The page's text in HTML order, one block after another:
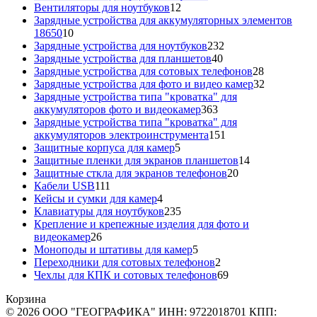
Вентиляторы для ноутбуков12
товаров
Зарядные устройства для аккумуляторных элементов
186501010
товаров
Зарядные устройства для ноутбуков232
Зарядные устройства для планшетов4040
товаров
Зарядные устройства для сотовых телефонов2828
товаров
Зарядные устройства для фото и видео камер32
Зарядные устройства типа "кроватка" для
аккумуляторов фото и видеокамер363363
товара
Зарядные устройства типа "кроватка" для
аккумуляторов электроинструмента151
Защитные корпуса для камер55
товаров
Защитные пленки для экранов планшетов1414
Защитные сткла для экранов телефонов2020
Кабели USB111
товаров
Кейсы и сумки для камер44
товара
Клавиатуры для ноутбуков235235
товаров
Крепление и крепежные изделия для фото и
видеокамер2626
товаров
Моноподы и штативы для камер55
товаров
Переходники для сотовых телефонов2
товара
Чехлы для КПК и сотовых телефонов6969
Корзина
© 2026 ООО "ГЕОГРАФИКА" ИНН: 9722018701 КПП: